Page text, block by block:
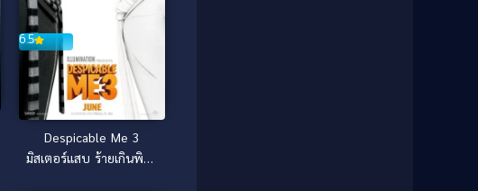
6.5
Despicable Me 3
มิสเตอร์แสบ ร้ายเกินพิกัด